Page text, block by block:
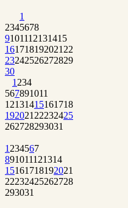
1
2345678
9101112131415
161718192021 22
23242526272829
30
1 234
567891011
12131415161718
192021 22232425
262728293031
1 234567
891011121314
15161718192021
22232425262728
293031